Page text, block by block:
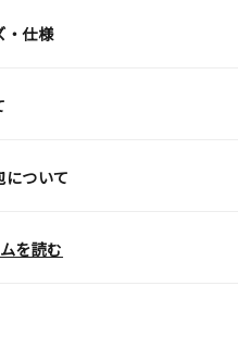
・仕様
について
を読む